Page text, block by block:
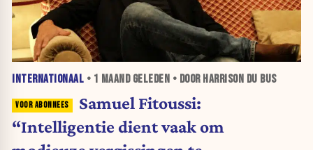
INTERNATIONAAL • 1 MAANDGELEDEN • DOOR HARRISON DU BUS
Samuel Fitoussi:
“Intelligentie dient vaak om